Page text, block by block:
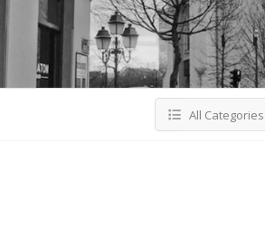
All Categories